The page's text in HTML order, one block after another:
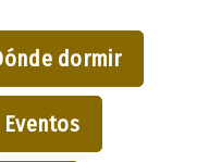
dormir
Eventos